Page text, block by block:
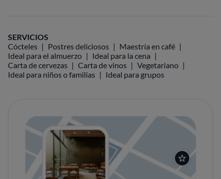
SERVICIOS
Cócteles
Postres deliciosos
Maestría en café
Ideal para el almuerzo
Ideal para la cena
Carta de cervezas
Carta de vinos
Vegetariano
Ideal para niños o familias
Ideal para grupos